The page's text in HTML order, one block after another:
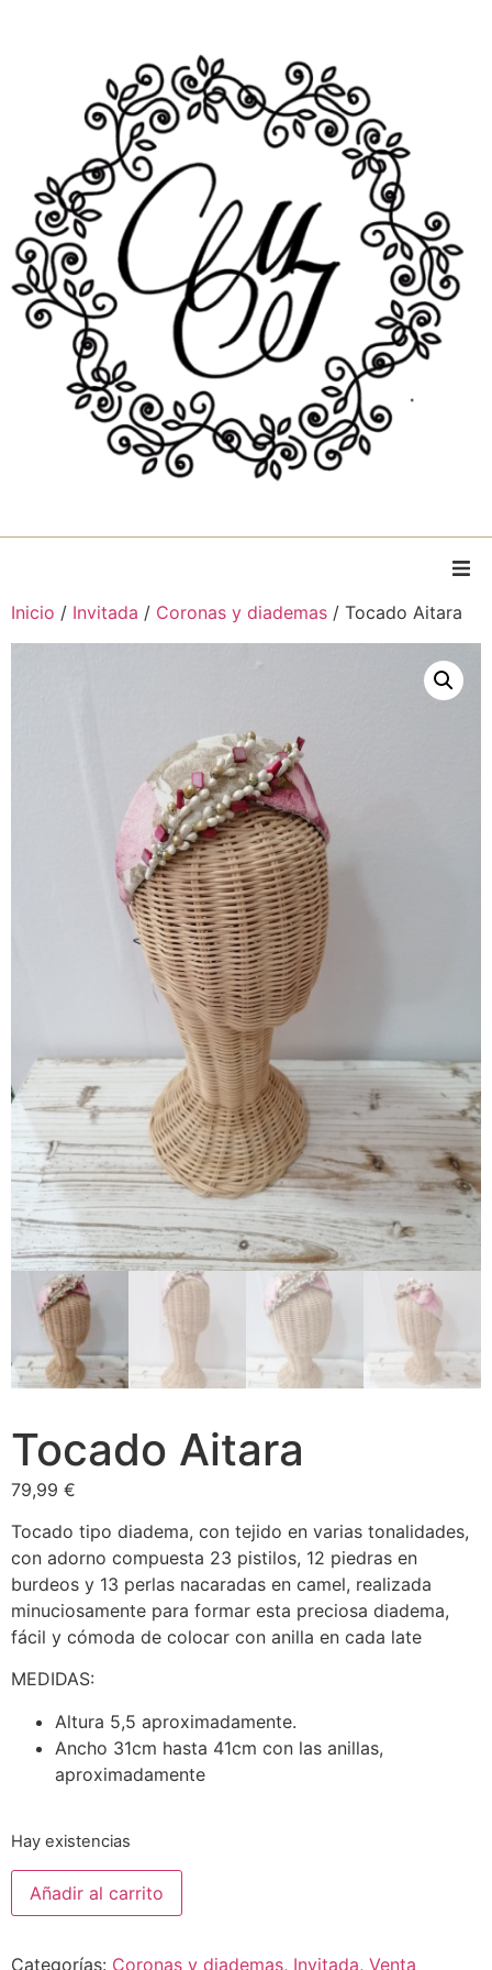
Home
Piezas personalizadas
Inicio / Invitada / Coronas y diademas / Tocado Aitara
Tocado Aitara
79,99 €
Tocado tipo diadema, con tejido en varias tonalidades,
con adorno compuesta 23 pistilos, 12 piedras en
burdeos y 13 perlas nacaradas en camel, realizada
minuciosamente para formar esta preciosa diadema,
fácil y cómoda de colocar con anilla en cada late
MEDIDAS:
Altura 5,5 aproximadamente.
Ancho 31cm hasta 41cm con las anillas,
aproximadamente
Hay existencias
Añadir al carrito
Categorías: Coronas y diademas, Invitada, Venta